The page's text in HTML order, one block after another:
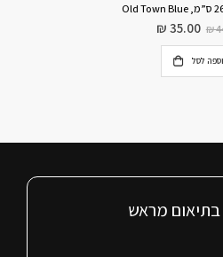
₪
₪ 35.00
לסל
בתיאום מראש